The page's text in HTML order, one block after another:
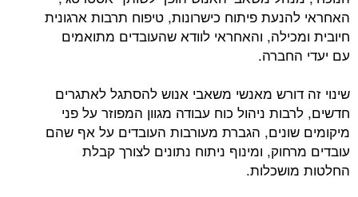
האחראי להנעת פיתוח כישרונות, טיפוח תרבות ארגונית
חיובית ומכילה, והאחראי לוודא שהעובדים מתואמים
עם יעדי החברה.
שינוי זה דורש מאנשי משאבי אנוש להסתגל לאתגרים
חדשים, לרבות ניהול כוח עבודה מגוון המפוזר על פני
מיקומים שונים, הגברת מעורבות העובדים על אף שהם
עובדים מרחוק, ומינוף ניתוח נתונים לצורך קבלת
החלטות מושכלות.